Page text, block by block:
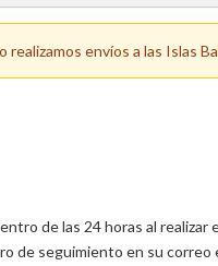
envíos a las Islas
de las 24 horas al realizar
de seguimiento en su